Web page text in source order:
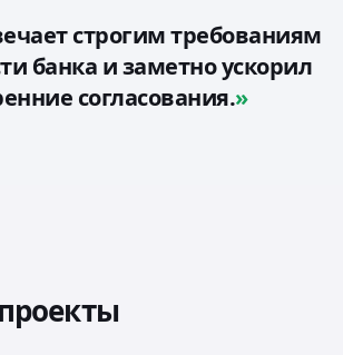
строгим требованиям
банка и заметно ускорил
согласования.